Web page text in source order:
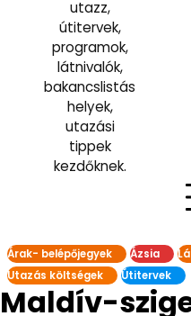
utazz,
útitervek,
programok,
látnivalók,
bakancslistás
helyek,
utazási
tippek
kezdőknek.
Árak- belépőjegyek Ázsia
Utazás költségek
Útitervek
Maldív-